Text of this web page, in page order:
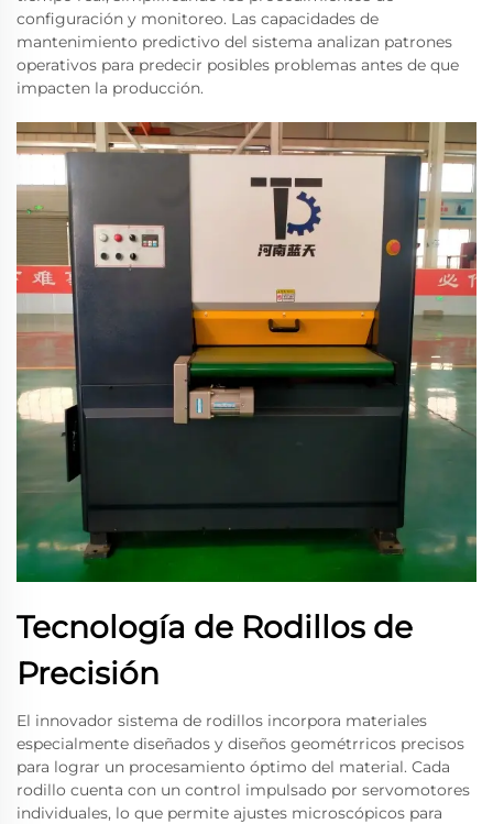
configuración y monitoreo. Las capacidades de
mantenimiento predictivo del sistema analizan patrones
operativos para predecir posibles problemas antes de que
impacten la producción.
Tecnología de Rodillos de
Precisión
El innovador sistema de rodillos incorpora materiales
especialmente diseñados y diseños geométrricos precisos
para lograr un procesamiento óptimo del material. Cada
rodillo cuenta con un control impulsado por servomotores
individuales, lo que permite ajustes microscópicos para